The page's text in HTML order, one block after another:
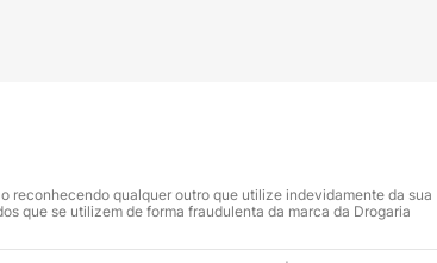
reconhecendo qualquer outro que utilize indevidamente da sua
que se utilizem de forma fraudulenta da marca da Drogaria